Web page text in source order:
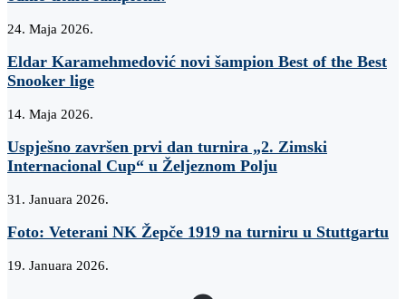
24. Maja 2026.
Eldar Karamehmedović novi šampion Best of the Best
Snooker lige
14. Maja 2026.
Uspješno završen prvi dan turnira „2. Zimski
Internacional Cup“ u Željeznom Polju
31. Januara 2026.
Foto: Veterani NK Žepče 1919 na turniru u Stuttgartu
19. Januara 2026.